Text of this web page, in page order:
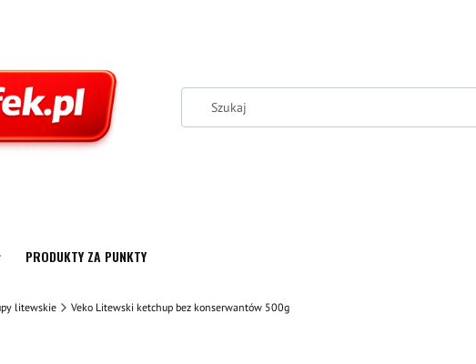
PRODUKTY ZA PUNKTY
litewskie Veko Litewski ketchup bez konserwantów 500g